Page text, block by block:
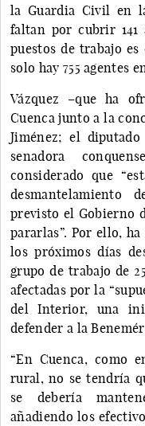
la Guardia Civil en
faltan por cubrir 141
puestos de trabajo
solo hay 755 agentes
Vázquez –que ha
Cuenca junto a la
Jiménez; el
senadora
considerado que
previsto el Gobierno
pararlas”. Por ello,
los próximos días
grupo de trabajo de
afectadas por la
del Interior, una
defender a la
“En Cuenca, como
rural, no se tendría
se debería
añadiendo los